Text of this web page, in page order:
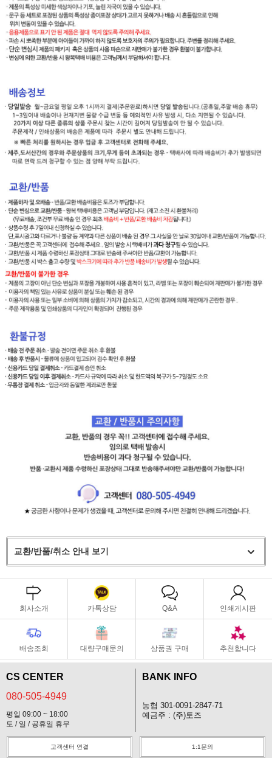
교환/반품/취소 안내 보기
회사소개 카톡상담 Q&A 인쇄게시판
배송조회 대량구매문의 상품권 구매 추천합니다
CS CENTER
080-505-4949
평일 09:00 ~ 18:00
토 / 일 / 공휴일 휴무
BANK INFO
농협 301-0091-2847-71
예금주 : (주)토즈
고객센터 연결 1:1문의